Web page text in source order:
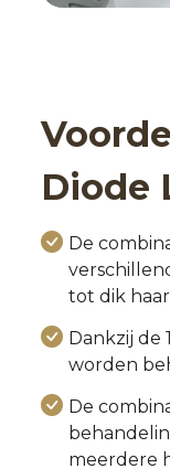
Diode
De
tot dik
Dankzij de
worden
De
meerdere